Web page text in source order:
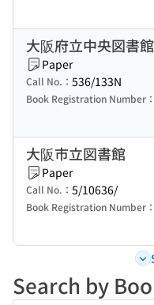
大阪府立中央図書館
Paper
Call No.： 536/133N
Book Registration Number：
大阪市立図書館
Paper
Call No.： 5/10636/
Book Registration Number：
Search by